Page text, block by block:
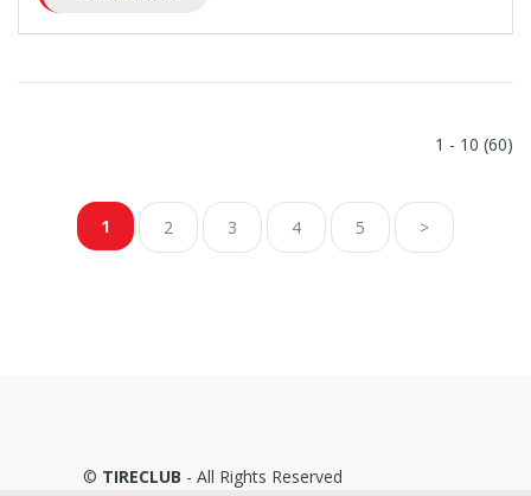
1 - 10 (60)
1 2 3 4 5 >
© TIRECLUB - All Rights Reserved